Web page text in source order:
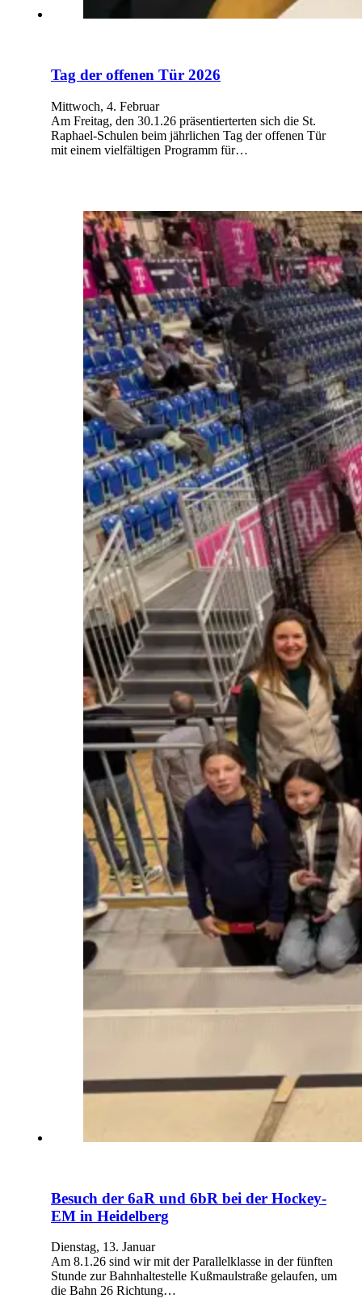
Tag der offenen Tür 2026
Mittwoch, 4. Februar
Am Freitag, den 30.1.26 präsentierterten sich die St.
Raphael-Schulen beim jährlichen Tag der offenen Tür
mit einem vielfältigen Programm für…
Besuch der 6aR und 6bR bei der Hockey-
EM in Heidelberg
Dienstag, 13. Januar
Am 8.1.26 sind wir mit der Parallelklasse in der fünften
Stunde zur Bahnhaltestelle Kußmaulstraße gelaufen, um
die Bahn 26 Richtung…